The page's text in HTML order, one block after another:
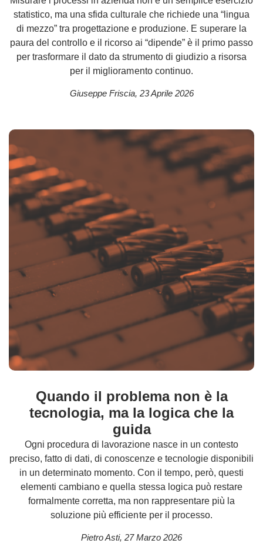
statistico, ma una sfida culturale che richiede una “lingua
di mezzo” tra progettazione e produzione. E superare la
paura del controllo e il ricorso ai “dipende” è il primo passo
per trasformare il dato da strumento di giudizio a risorsa
per il miglioramento continuo.
Giuseppe Friscia, 23 Aprile 2026
Quando il problema non è la
tecnologia, ma la logica che la
guida
Ogni procedura di lavorazione nasce in un contesto
preciso, fatto di dati, di conoscenze e tecnologie disponibili
in un determinato momento. Con il tempo, però, questi
elementi cambiano e quella stessa logica può restare
formalmente corretta, ma non rappresentare più la
soluzione più efficiente per il processo.
Pietro Asti, 27 Marzo 2026